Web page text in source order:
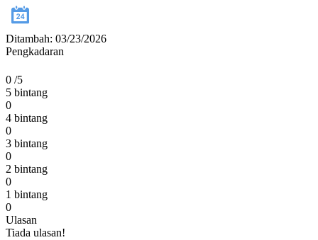
Ditambah: 03/23/2026
Pengkadaran
0 /5
5 bintang
0
4 bintang
0
3 bintang
0
2 bintang
0
1 bintang
0
Ulasan
Tiada ulasan!